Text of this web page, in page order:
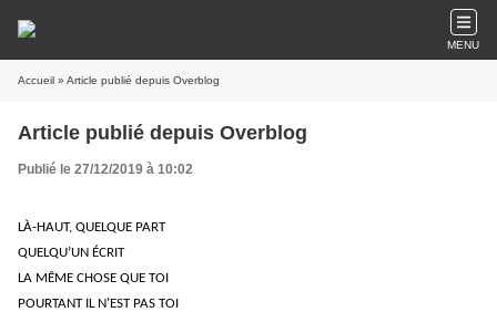
MENU
Accueil » Article publié depuis Overblog
Article publié depuis Overblog
Publié le 27/12/2019 à 10:02
LÀ-HAUT, QUELQUE PART
QUELQU’UN ÉCRIT
LA MÊME CHOSE QUE TOI
POURTANT IL N’EST PAS TOI